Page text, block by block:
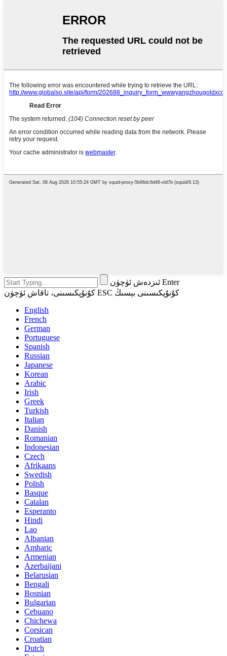
ئىزدەش ئۈچۈن Enter
كۇنۇپكىسىنى، تاقاش ئۈچۈن ESC كۇنۇپكىسىنى بېسىڭ
English
French
German
Portuguese
Spanish
Russian
Japanese
Korean
Arabic
Irish
Greek
Turkish
Italian
Danish
Romanian
Indonesian
Czech
Afrikaans
Swedish
Polish
Basque
Catalan
Esperanto
Hindi
Lao
Albanian
Amharic
Armenian
Azerbaijani
Belarusian
Bengali
Bosnian
Bulgarian
Cebuano
Chichewa
Corsican
Croatian
Dutch